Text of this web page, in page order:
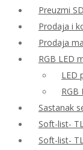
Preuzmi
Prodaja i
Prodaja
RGB LED
LED
RGB
Sastanak
Soft-list-
Soft-list-